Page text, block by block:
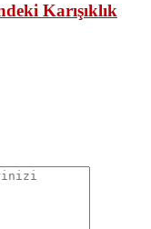
Karışıklık